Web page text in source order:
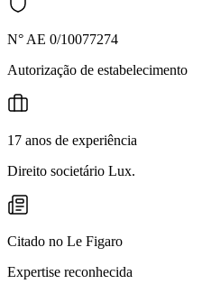
N° AE 0/10077274
Autorização de estabelecimento
17 anos de experiência
Direito societário Lux.
Citado no Le Figaro
Expertise reconhecida